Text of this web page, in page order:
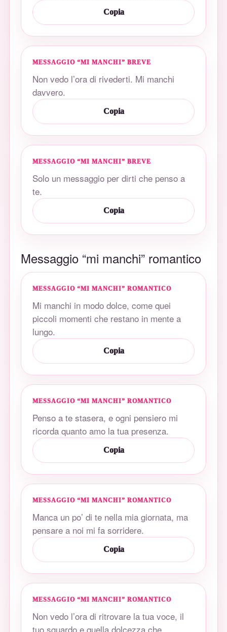
Copia
MESSAGGIO “MI MANCHI” BREVE
Non vedo l’ora di rivederti. Mi manchi
davvero.
Copia
MESSAGGIO “MI MANCHI” BREVE
Solo un messaggio per dirti che penso a
te.
Copia
Messaggio “mi manchi” romantico
MESSAGGIO “MI MANCHI” ROMANTICO
Mi manchi in modo dolce, come quei
piccoli momenti che restano in mente a
lungo.
Copia
MESSAGGIO “MI MANCHI” ROMANTICO
Penso a te stasera, e ogni pensiero mi
ricorda quanto amo la tua presenza.
Copia
MESSAGGIO “MI MANCHI” ROMANTICO
Manca un po’ di te nella mia giornata, ma
pensare a noi mi fa sorridere.
Copia
MESSAGGIO “MI MANCHI” ROMANTICO
Non vedo l’ora di ritrovare la tua voce, il
tuo sguardo e quella dolcezza che